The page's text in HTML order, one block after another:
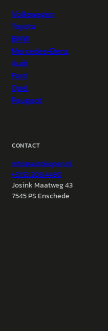
Volkswagen
Toyota
BMW
Mercedes-Benz
Audi
Ford
Opel
Peugeot
CONTACT
info@autokopen.nl
+31 53 208 4490
Josink Maatweg 43
7545 PS Enschede